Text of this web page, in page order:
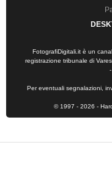
FotografiDigitali.it è un
registrazione tribunale di
-
Per eventuali segnalazioni,
© 1997 - 2026 -